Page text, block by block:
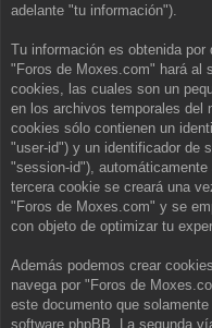
adelante "tu información").
Tu información es obtenida
"Foros de Moxes.com" hará al
cookies, las cuales son un
en los archivos temporales del
cookies sólo contienen un
"user-id") y un identificador de
"session-id"),
tercera cookie se creará una
"Foros de Moxes.com" y se
con objeto de optimizar tu
Además podemos crear
navega por "Foros de
este documento que
software phpBB. La segunda